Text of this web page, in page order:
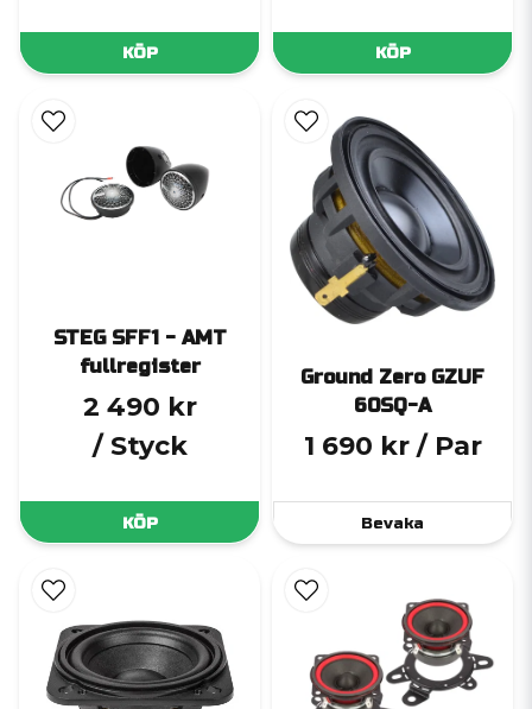
KÖP KÖP
STEG SFF1 - AMT
fullregister
2 490 kr
/ Styck
KÖP
Ground Zero GZUF
60SQ-A
1 690 kr / Par
Bevaka